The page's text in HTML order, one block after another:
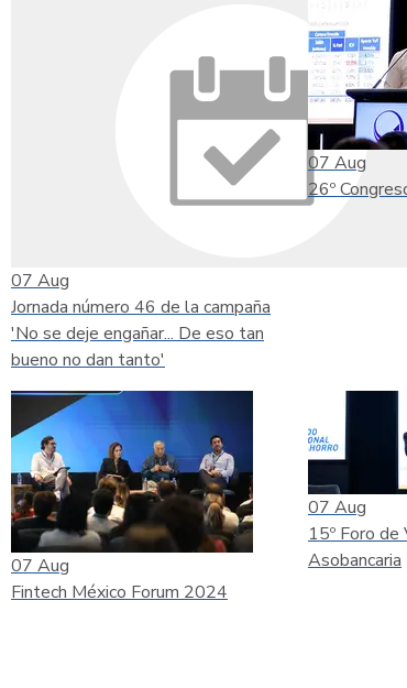
07 Aug
Jornada número 46 de la campaña
'No se deje engañar... De eso tan
bueno no dan tanto'
07 Aug
26º
07 Aug
Fintech México Forum 2024
07 Aug
15º Foro de
Asobancaria